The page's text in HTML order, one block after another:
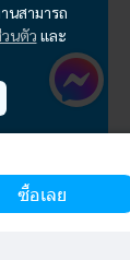
ซื้อเลย
นสามารถ
นตัว และ